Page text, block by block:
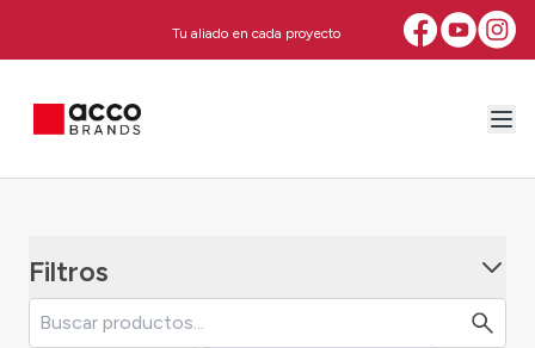
Tu aliado en cada proyecto
Filtros